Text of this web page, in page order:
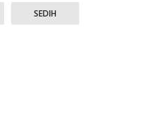
SEDIH